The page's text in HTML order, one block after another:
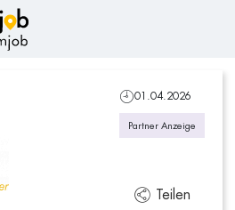
01.04.2026
Partner Anzeige
Teilen